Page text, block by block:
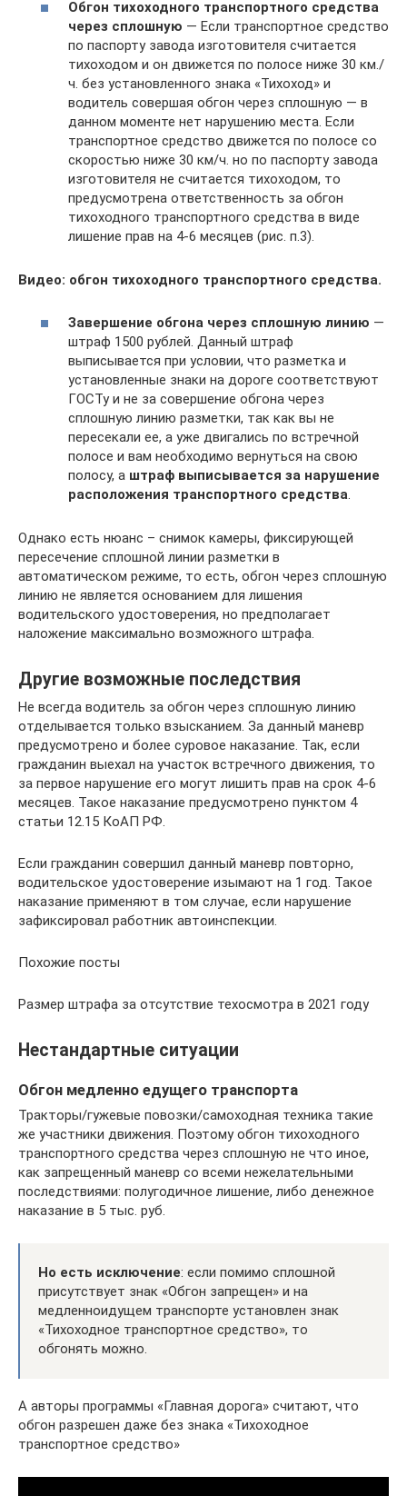
Обгон тихоходного транспортного средства
через сплошную — Если транспортное средство
по паспорту завода изготовителя считается
тихоходом и он движется по полосе ниже 30 км./
ч. без установленного знака «Тихоход» и
водитель совершая обгон через сплошную — в
данном моменте нет нарушению места. Если
транспортное средство движется по полосе со
скоростью ниже 30 км/ч. но по паспорту завода
изготовителя не считается тихоходом, то
предусмотрена ответственность за обгон
тихоходного транспортного средства в виде
лишение прав на 4-6 месяцев (рис. п.3).
Видео: обгон тихоходного транспортного средства.
Завершение обгона через сплошную линию —
штраф 1500 рублей. Данный штраф
выписывается при условии, что разметка и
установленные знаки на дороге соответствуют
ГОСТу и не за совершение обгона через
сплошную линию разметки, так как вы не
пересекали ее, а уже двигались по встречной
полосе и вам необходимо вернуться на свою
полосу, а штраф выписывается за нарушение
расположения транспортного средства
Однако есть нюанс – снимок камеры, фиксирующей
пересечение сплошной линии разметки в
автоматическом режиме, то есть, обгон через сплошную
линию не является основанием для лишения
водительского удостоверения, но предполагает
наложение максимально возможного штрафа.
Другие возможные последствия
Не всегда водитель за обгон через сплошную линию
отделывается только взысканием. За данный маневр
предусмотрено и более суровое наказание. Так, если
гражданин выехал на участок встречного движения, то
за первое нарушение его могут лишить прав на срок 4-6
месяцев. Такое наказание предусмотрено пунктом 4
статьи 12.15 КоАП РФ.
Если гражданин совершил данный маневр повторно,
водительское удостоверение изымают на 1 год. Такое
наказание применяют в том случае, если нарушение
зафиксировал работник автоинспекции.
Похожие посты
Размер штрафа за отсутствие техосмотра в 2021 году
Нестандартные ситуации
Обгон медленно едущего транспорта
Тракторы/гужевые повозки/самоходная техника такие
же участники движения. Поэтому обгон тихоходного
транспортного средства через сплошную не что иное,
как запрещенный маневр со всеми нежелательными
последствиями: полугодичное лишение, либо денежное
наказание в 5 тыс. руб.
Но есть исключение: если помимо сплошной
присутствует знак «Обгон запрещен» и на
медленноидущем транспорте установлен знак
«Тихоходное транспортное средство», то
обгонять можно.
А авторы программы «Главная дорога» считают, что
обгон разрешен даже без знака «Тихоходное
транспортное средство»